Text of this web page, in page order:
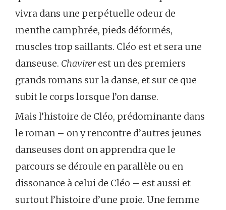
vivra dans une perpétuelle odeur de
menthe camphrée, pieds déformés,
muscles trop saillants. Cléo est et sera une
danseuse. Chavirerest un des premiers
grands romans sur la danse, et sur ce que
subit le corps lorsque l’on danse.
Mais l’histoire de Cléo, prédominante dans
le roman – on y rencontre d’autres jeunes
danseuses dont on apprendra que le
parcours se déroule en parallèle ou en
dissonance à celui de Cléo – est aussi et
surtout l’histoire d’une proie. Une femme